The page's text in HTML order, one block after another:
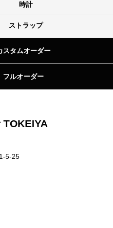
時計
ストラップ
スタムオーダー
フルオーダー
た商品がありません
5-25